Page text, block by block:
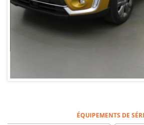
ÉQUIPEMENTS DE